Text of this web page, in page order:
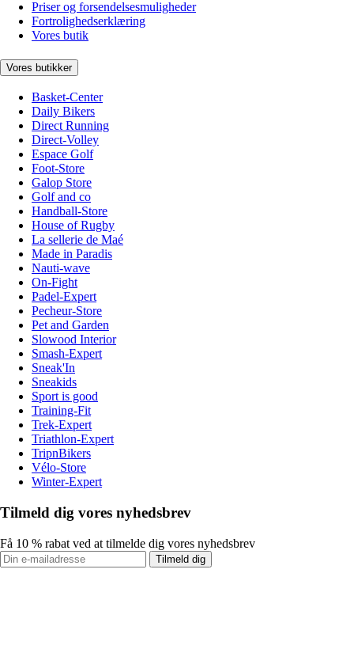
Priser og forsendelsesmuligheder
Fortrolighedserklæring
Vores butik
Vores butikker
Basket-Center
Daily Bikers
Direct Running
Direct-Volley
Espace Golf
Foot-Store
Galop Store
Golf and co
Handball-Store
House of Rugby
La sellerie de Maé
Made in Paradis
Nauti-wave
On-Fight
Padel-Expert
Pecheur-Store
Pet and Garden
Slowood Interior
Smash-Expert
Sneak'In
Sneakids
Sport is good
Training-Fit
Trek-Expert
Triathlon-Expert
TripnBikers
Vélo-Store
Winter-Expert
Tilmeld dig vores nyhedsbrev
Få 10 % rabat ved at tilmelde dig vores nyhedsbrev
Tilmeld dig